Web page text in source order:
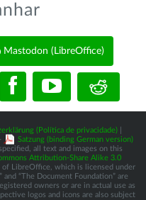
Mastodon (LibreOffice)
(Política de privacidade)
-
Satzung (binding German version)
all text and images on this
Attribution-Share Alike 3.0
of LibreOffice, which is licensed under
and “The Document Foundation” are
owners or are in actual use as
logos and icons are also subject